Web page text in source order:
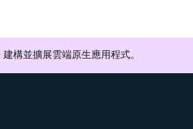
構並擴展雲端原生應用程式。